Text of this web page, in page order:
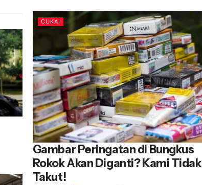
CUKAI
Gambar Peringatan di Bungkus
Rokok Akan Diganti? Kami Tidak
Takut!